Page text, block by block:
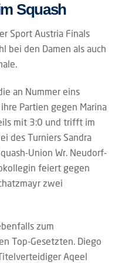
Squash
Sport Austria Finals
bei den Damen als auch
an Nummer eins
Partien gegen Marina
mit 3:0 und trifft im
des Turniers Sandra
Union Wr. Neudorf-
feiert gegen
zwei
zum
Top-Gesetzten. Diego
Aqeel